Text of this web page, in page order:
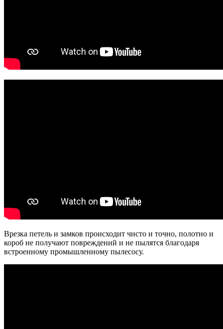
Врезка петель и замков происходит чисто и точно, полотно и
короб не получают повреждений и не пылятся благодаря
встроенному промышленному пылесосу.